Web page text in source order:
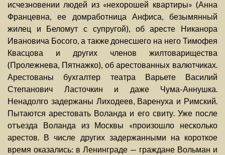
исчезновении людей из «нехорошей квартиры» (Анна
Францевна, ее домработница Анфиса, безымянный
жилец и Беломут с супругой), об аресте Никанора
Ивановича Босого, а также донесшего на него Тимофея
Квасцова и других членов жилтоварищества
(Пролежнева, Пятнажко), об арестованных валютчиках.
Арестованы бухгалтер театра Варьете Василий
Степанович Ласточкин и даже Чума-Аннушка.
Ненадолго задержаны Лиходеев, Варенуха и Римский.
Пытаются арестовать Воланда и его свиту. Уже после
отъезда Воланда из Москвы «произошло несколько
арестов. В числе других задержанными на короткое
время оказались: в Ленинграде — граждане Вольман и